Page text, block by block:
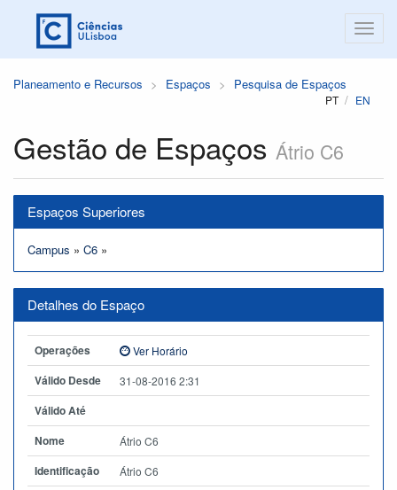
Planeamento e Recursos Espaços Pesquisa de Espaços
PT EN
Gestão de Espaços Átrio C6
Espaços Superiores
Campus » C6 »
Detalhes do Espaço
Operações Ver Horário
Válido Desde 31-08-2016 2:31
Válido Até
Nome
Átrio C6
Identificação Átrio C6